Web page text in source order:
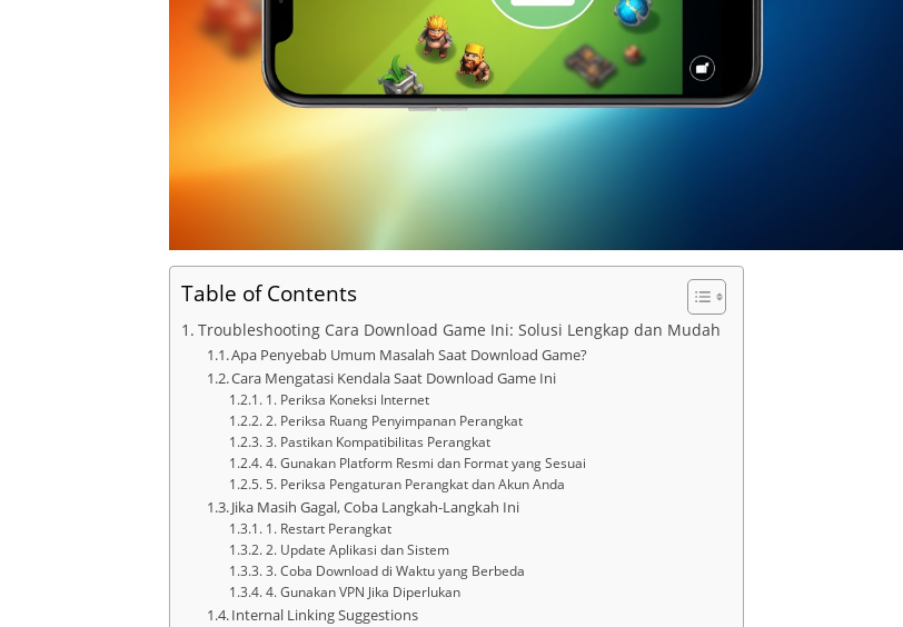
Table of Contents
Troubleshooting Cara Download Game Ini: Solusi Lengkap dan Mudah
Apa Penyebab Umum Masalah Saat Download Game?
Cara Mengatasi Kendala Saat Download Game Ini
1. Periksa Koneksi Internet
2. Periksa Ruang Penyimpanan Perangkat
3. Pastikan Kompatibilitas Perangkat
4. Gunakan Platform Resmi dan Format yang Sesuai
5. Periksa Pengaturan Perangkat dan Akun Anda
Jika Masih Gagal, Coba Langkah-Langkah Ini
1. Restart Perangkat
2. Update Aplikasi dan Sistem
3. Coba Download di Waktu yang Berbeda
4. Gunakan VPN Jika Diperlukan
Internal Linking Suggestions